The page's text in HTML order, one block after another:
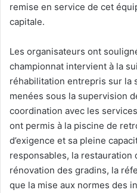
remise en service de cet
capitale.
Les organisateurs ont
championnat intervient à la
réhabilitation entrepris sur la
menées sous la supervision
coordination avec les
ont permis à la piscine de
d’exigence et sa pleine
responsables, la
rénovation des gradins, la
que la mise aux normes des